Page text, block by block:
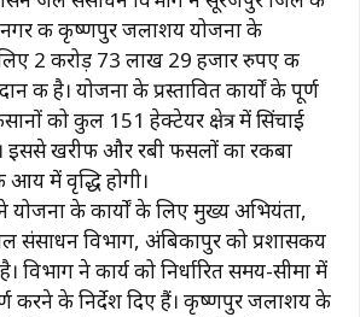
ra
m
st Li
n
k
की कृष्णपुर जलाशय योजना के
2 करोड़ 73 लाख 29 हजार रुपए की
की है। योजना के प्रस्तावित कार्यों के पूर्ण
को कुल 151 हेक्टेयर क्षेत्र में सिंचाई
इससे खरीफ और रबी फसलों का रकबा
आय में वृद्धि होगी।
के कार्यों के लिए मुख्य अभियंता,
संसाधन विभाग, अंबिकापुर को प्रशासकीय
विभाग ने कार्य को निर्धारित समय-सीमा में
करने के निर्देश दिए हैं। कृष्णपुर जलाशय के